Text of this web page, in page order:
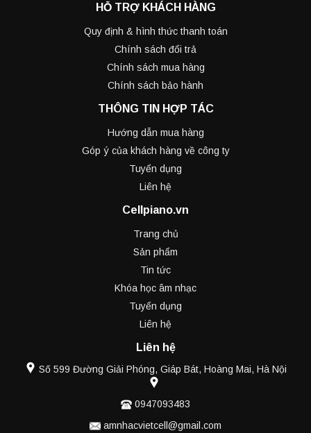
HỖ TRỢ KHÁCH HÀNG
Quy định & hình thức thanh toán
Chính sách đổi trả
Chính sách mua hàng
Chính sách bảo hành
THÔNG TIN HỢP TÁC
Hướng dẫn mua hàng
Góp ý của khách hàng về công ty
Tuyển dụng
Liên hệ
Cellpiano.vn
Trang chủ
Sản phẩm
Tin tức
Khóa học âm nhạc
Tuyển dụng
Liên hệ
Liên hệ
Số 599 Đường Giải Phóng, Giáp Bát, Hoàng Mai, Hà Nội
0947093483
amnhacvietcell@gmail.com